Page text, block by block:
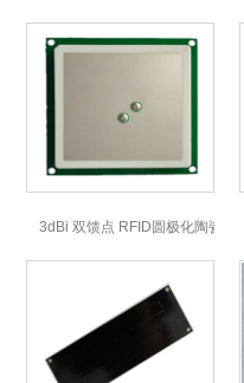
3dBi 双馈点 RFID圆极化陶瓷天线